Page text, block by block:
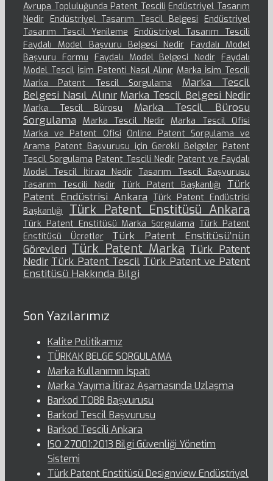
Avrupa Topluluğunda Patent Tescili Endüstriyel Tasarım
Nedir Endüstriyel Tasarım Tescil Belgesi
Endüstriyel
Tasarım Tescil Yenileme
Endüstriyel Tasarım Tescili
Faydalı Model Başvuru Belgesi Nedir
Faydalı Model
Başvuru Formu
Faydalı Model Belgesi Nedir Faydalı
Model Tescil İsim Patenti Nasıl Alınır Marka İsim Tescili
Marka Patent Tescil Sorgulama
Marka Tescil
Belgesi Nasıl Alınır Marka Tescil Belgesi Nedir
Marka Tescil Bürosu
Marka Tescil Bürosu
Sorgulama
Marka Tescil Nedir Marka Tescil Ofisi
Marka ve Patent Ofisi Online Patent Sorgulama ve
Arama Patent Başvurusu için Gerekli Belgeler Patent
Tescil Sorgulama Patent Tescili Nedir Patent ve Faydalı
Model Tescil İtirazı Nedir Tasarım Tescil Başvurusu
Tasarım Tescili Nedir
Türk Patent Başkanlığı
Türk
Patent Endüstrisi Ankara Türk Patent Endüstrisi
Başkanlığı
Türk Patent Enstitüsü Ankara
Türk Patent Enstitüsü Marka Sorgulama Türk Patent
Enstitüsü Ücretler
Türk Patent Enstitüsü’nün
Görevleri Türk Patent Marka Türk Patent
Nedir Türk Patent Tescil Türk Patent ve Patent
Enstitüsü Hakkında Bilgi
Son Yazılarımız
Kalite Politikamız
TÜRKAK BELGE SORGULAMA
Marka Kullanımın İspatı
Marka Yayıma İtiraz Aşamasında Uzlaşma
Barkod TOBB Başvurusu
Barkod Tescil Başvurusu
Barkod Tescili Ankara
ISO 27001:2013 Bilgi Güvenliği Yönetim
Sistemi
Türk Patent Enstitüsü Designview Endüstriyel